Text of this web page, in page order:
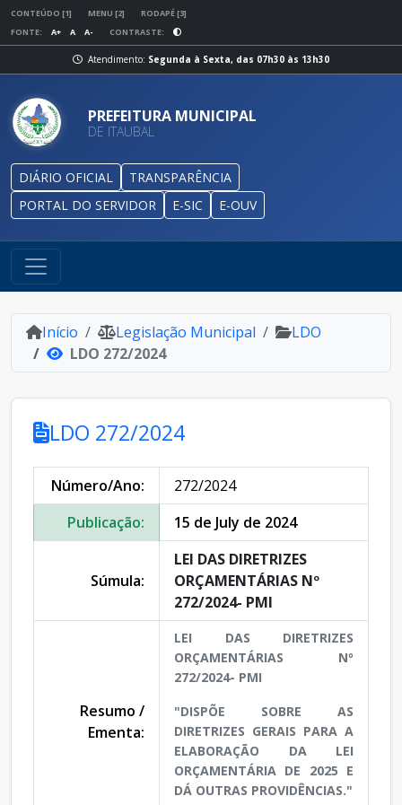
CONTEÚDO [1] MENU [2]
RODAPÉ [3]
FONTE:
A+ A A- CONTRASTE:
Atendimento: Segunda à Sexta, das 07h30 às 13h30
PREFEITURA MUNICIPAL
DE ITAUBAL
DIÁRIO OFICIAL
TRANSPARÊNCIA
PORTAL DO SERVIDOR
E-SIC E-OUV
Início Legislação Municipal
LDO
LDO 272/2024
LDO 272/2024
Número/Ano:
272/2024
Publicação:
15 de July de 2024
Súmula:
LEI DAS DIRETRIZES
ORÇAMENTÁRIAS Nº
272/2024- PMI
Resumo /
Ementa:
LEI DAS DIRETRIZES
ORÇAMENTÁRIAS Nº
272/2024- PMI
"DISPÕE SOBRE AS
DIRETRIZES GERAIS PARA A
ELABORAÇÃO DA LEI
ORÇAMENTÁRIA DE 2025 E
DÁ OUTRAS PROVIDÊNCIAS."